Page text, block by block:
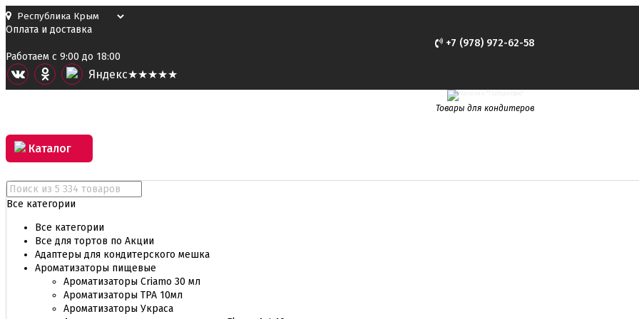
Оплата и доставка
+7 (978) 972-62-58
Работаем с 9:00 до 18:00
Яндекс★★★★★
Товары для кондитеров
Каталог
Все категории
Все категории
Все для тортов по Акции
Адаптеры для кондитерского мешка
Ароматизаторы пищевые
Ароматизаторы Criamo 30 мл
Ароматизаторы TPA 10мл
Ароматизаторы Украса